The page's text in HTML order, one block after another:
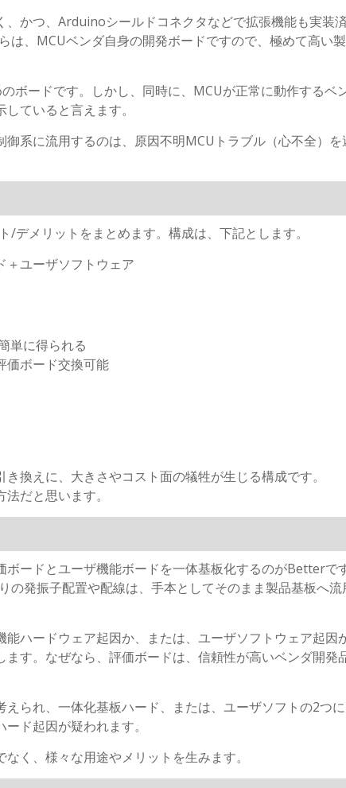
かつ、Arduinoシールドコネクタなどで拡張機能も実装
は、MCUベンダ自身の開発ボードですので、極めて高い
ボードです。しかし、同時に、MCUが正常に動作するベ
していると言えます。
系に流用するのは、原因不明MCUトラブル（心不全）を
デメリットをまとめます。構成は、下記とします。
＋ユーザソフトウェア
単に得られる
価ボード交換可能
換えに、大きさやコスト面の犠牲が生じる構成です。
だと思います。
ードとユーザ機能ボードを一体基板化するのがBetterで
の発振子配置や配線は、手本としてそのまま製品基板へ流
ハードウェア起因か、または、ユーザソフトウェア起因
す。なぜなら、評価ボードは、信頼性が高いベンダ開発
られ、一体化基板ハード、または、ユーザソフトの2つ
ド起因が疑われます。
く、様々な用途やメリットを生みます。